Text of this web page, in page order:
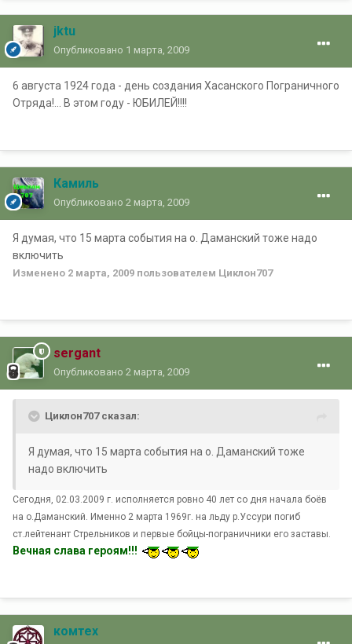
jktu
Опубликовано 1 марта, 2009
6 августа 1924 года - день создания Хасанского Пограничного
Отряда!... В этом году - ЮБИЛЕЙ!!!!
Камиль
Опубликовано 2 марта, 2009
Я думая, что 15 марта события на о. Даманский тоже надо
включить
Изменено 2 марта, 2009 пользователем Циклон707
sergant
Опубликовано 2 марта, 2009
Циклон707 сказал:
Я думая, что 15 марта события на о. Даманский тоже
надо включить
Сегодня, 02.03.2009 г. исполняется ровно 40 лет со дня начала боёв
на о.Даманский. Именно 2 марта 1969г. на льду р.Уссури погиб
ст.лейтенант Стрельников и первые бойцы-пограничники его заставы.
Вечная слава героям!!!
комтех